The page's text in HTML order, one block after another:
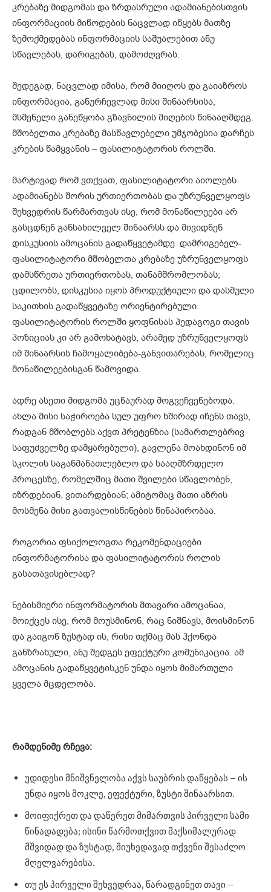
კრებაზე მიდგომას და ზრდასრული ადამიანებისთვის
ინფორმაციის მიწოდების ნაცვლად იწყებს მათზე
ზემოქმედებას ინფორმაციის საშუალებით ანუ
სწავლებას, დარიგებას, დამოძღვრას.
შედეგად, ნაცვლად იმისა, რომ მიიღოს და გაიაზროს
ინფორმაცია, განურჩევლად მისი შინაარსისა,
მსმენელი განეწყობა გზავნილის მიღების წინააღმდეგ.
მშობელთა კრებაზე მასწავლებელი უმჯობესია დარჩეს
კრების წამყვანის – ფასილიტატორის როლში.
მარტივად რომ ვთქვათ, ფასილიტატორი აიოლებს
ადამიანებს შორის ურთიერთობას და უზრუნველყოფს
შეხვედრის წარმართვას ისე, რომ მონაწილეები არ
გასცდნენ განსახილველ შინაარსს და მივიდნენ
დისკუსიის ამოცანის გადაწყვეტამდე. დამრიგებელ-
ფასილიტატორი მშობელთა კრებაზე უზრუნველყოფს
დამსწრეთა ურთიერთობას, თანამშრომლობას;
ცდილობს, დისკუსია იყოს პროდუქტიული და დასმული
საკითხის გადაწყვეტაზე ორიენტირებული.
ფასილიტატორის როლში ყოფნისას პედაგოგი თავის
პოზიციას კი არ გამოხატავს, არამედ უზრუნველყოფს
იმ შინაარსის ჩამოყალიბება-განვითარებას, რომელიც
მონაწილეებისგან წამოვიდა.
ადრე ასეთი მიდგომა უცნაურად მოგვეჩვენებოდა.
ახლა მისი საჭიროება სულ უფრო ხშირად იჩენს თავს,
რადგან მშობლებს აქვთ პრეტენზია (სამართლებრივ
საფუძველზე დამყარებული), გავლენა მოახდინონ იმ
სკოლის საგანმანათლებლო და სააღმზრდელო
პროცესზე, რომელშიც მათი შვილები სწავლობენ,
იზრდებიან, ვითარდებიან; ამიტომაც მათი აზრის
მოსმენა მისი გათვალისწინების წინაპირობაა.
როგორია ფსიქოლოგთა რეკომენდაციები
ინფორმატორისა და ფასილიტატორის როლის
გასათავისებლად?
ნებისმიერი ინფორმატორის მთავარი ამოცანაა,
მოიქცეს ისე, რომ მოუსმინონ, რაც ნიშნავს, მოისმინონ
და გაიგონ ზუსტად ის, რისი თქმაც მას ჰქონდა
განზრახული, ანუ შედგეს ეფექტური კომუნიკაცია. ამ
ამოცანის გადაწყვეტისკენ უნდა იყოს მიმართული
ყველა მცდელობა.
რამდენიმე რჩევა:
უდიდესი მნიშვნელობა აქვს საუბრის დაწყებას – ის
უნდა იყოს მოკლე, ეფექტური, ზუსტი შინაარსით.
მოიფიქრეთ და დაწერეთ მიმართვის პირველი სამი
წინადადება; ისინი წარმოთქვით მაქსიმალურად
მშვიდად და ზუსტად, მიუხედავად თქვენი შესაძლო
მღელვარებისა.
თუ ეს პირველი შეხვედრაა, წარადგინეთ თავი –